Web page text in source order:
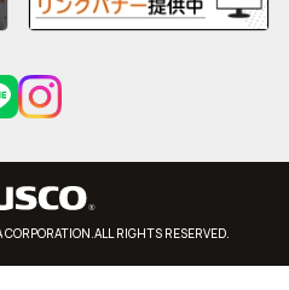
RIGHTS RESERVED.